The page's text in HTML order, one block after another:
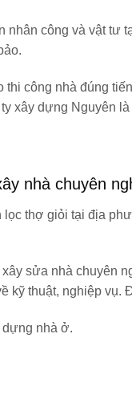
nhân công và vật tư
thi công nhà đúng
xây dựng Nguyên
nhà chuyên
thợ giỏi tại địa
sửa nhà chuyên
kỹ thuật, nghiệp vụ.
dựng nhà ở.